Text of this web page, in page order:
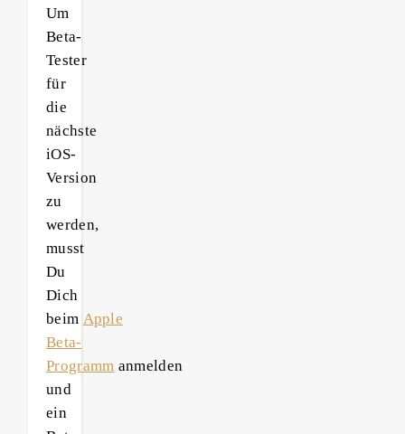
Um
Beta-
Tester
für
die
nächste
iOS-
Version
zu
werden,
musst
Du
Dich
beim Apple
Beta-
Programm anmelden
und
ein